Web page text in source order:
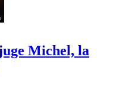
Michel, la